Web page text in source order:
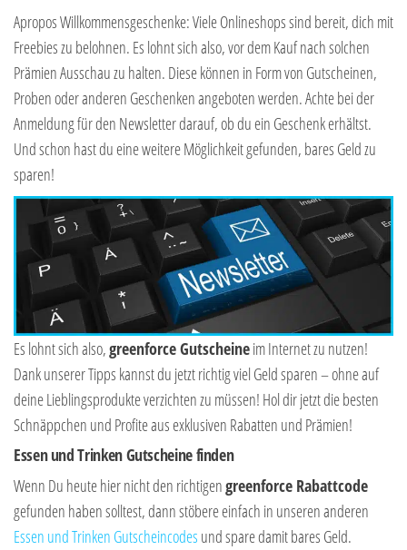
Apropos Willkommensgeschenke: Viele Onlineshops sind bereit, dich mit
Freebies zu belohnen. Es lohnt sich also, vor dem Kauf nach solchen
Prämien Ausschau zu halten. Diese können in Form von Gutscheinen,
Proben oder anderen Geschenken angeboten werden. Achte bei der
Anmeldung für den Newsletter darauf, ob du ein Geschenk erhältst.
Und schon hast du eine weitere Möglichkeit gefunden, bares Geld zu
sparen!
Es lohnt sich also,greenforce Gutscheineim Internet zu nutzen!
Dank unserer Tipps kannst du jetzt richtig viel Geld sparen – ohne auf
deine Lieblingsprodukte verzichten zu müssen! Hol dir jetzt die besten
Schnäppchen und Profite aus exklusiven Rabatten und Prämien!
Essen und Trinken Gutscheine finden
Wenn Du heute hier nicht den richtigengreenforce Rabattcode
gefunden haben solltest, dann stöbere einfach in unseren anderen
Essen und Trinken Gutscheincodes und spare damit bares Geld.